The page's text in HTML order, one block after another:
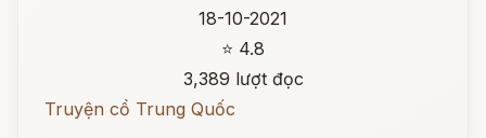
18-10-2021
⭐ 4.8
3,389 lượt đọc
Truyện cổ Trung Quốc